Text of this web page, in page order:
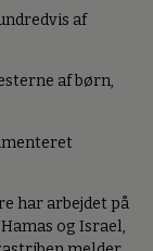
af
af børn,
har arbejdet på
og Israel,